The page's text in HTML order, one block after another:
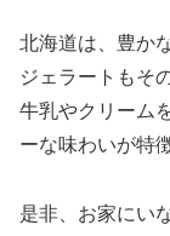
北海道は、豊か
ジェラートもそ
牛乳やクリーム
ーな味わいが特
是非、お家にい